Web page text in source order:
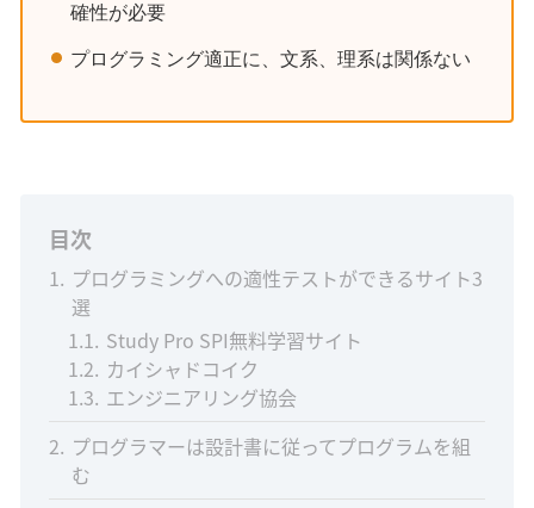
確性が必要
プログラミング適正に、文系、理系は関係ない
目次
1 プログラミングへの適性テストができるサイト3
選
1.1 Study Pro SPI無料学習サイト
1.2 カイシャドコイク
1.3 エンジニアリング協会
2 プログラマーは設計書に従ってプログラムを組
む